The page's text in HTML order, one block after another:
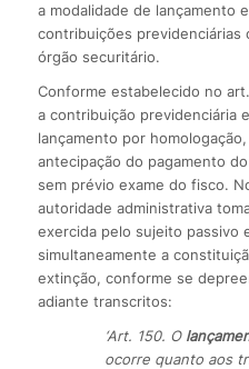
a modalidade de lançamento
contribuições previdenciárias
órgão securitário.
Conforme estabelecido no
a contribuição previdenciária
lançamento por
antecipação do pagamento
sem prévio exame do fisco.
autoridade administrativa
exercida pelo sujeito passivo
simultaneamente a
extinção, conforme se
adiante transcritos:
‘Art. 150. O
ocorre quanto aos